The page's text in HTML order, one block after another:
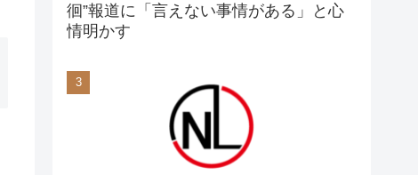
徊”報道に「言えない事情がある」と心
情明かす